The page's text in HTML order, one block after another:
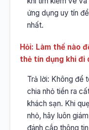
ứng dụng uy tín
nhất.
Hỏi: Làm thế nào
thẻ tín dụng khi đi
Trả lời: Không để
chia nhỏ tiền ra
khách sạn. Khi
nhỏ, hãy luôn
đánh cắp thông